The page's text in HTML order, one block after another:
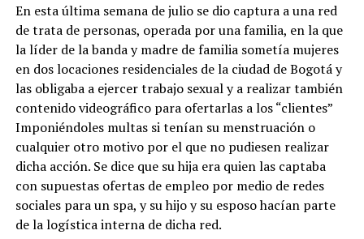
En esta última semana de julio se dio captura a una red
de trata de personas, operada por una familia, en la que
la líder de la banda y madre de familia sometía mujeres
en dos locaciones residenciales de la ciudad de Bogotá y
las obligaba a ejercer trabajo sexual y a realizar también
contenido videográfico para ofertarlas a los “clientes”
Imponiéndoles multas si tenían su menstruación o
cualquier otro motivo por el que no pudiesen realizar
dicha acción. Se dice que su hija era quien las captaba
con supuestas ofertas de empleo por medio de redes
sociales para un spa, y su hijo y su esposo hacían parte
de la logística interna de dicha red.